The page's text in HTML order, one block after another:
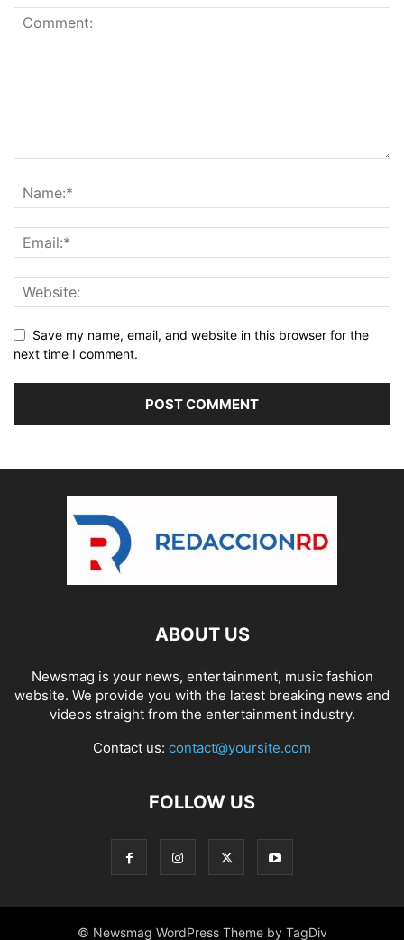
Save my name, email, and website in this browser for the
next time I comment.
ABOUT US
Newsmag is your news, entertainment, music fashion
website. We provide you with the latest breaking news and
videos straight from the entertainment industry.
Contact us: contact@yoursite.com
FOLLOW US
© Newsmag WordPress Theme by TagDiv